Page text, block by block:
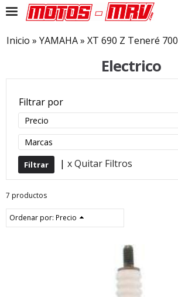
Inicio » YAMAHA» XT 690 Z Teneré 700
Electrico
Filtrar por
Precio
Marcas
| x Quitar Filtros
7 productos
Ordenar por: Precio